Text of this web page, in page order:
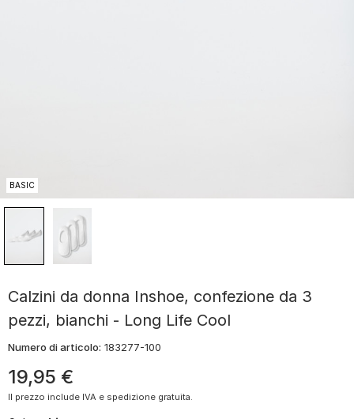
BASIC
Calzini da donna Inshoe, confezione da 3
pezzi, bianchi - Long Life Cool
Numero di articolo: 183277-100
19,95 €
Il prezzo include IVA e spedizione gratuita.